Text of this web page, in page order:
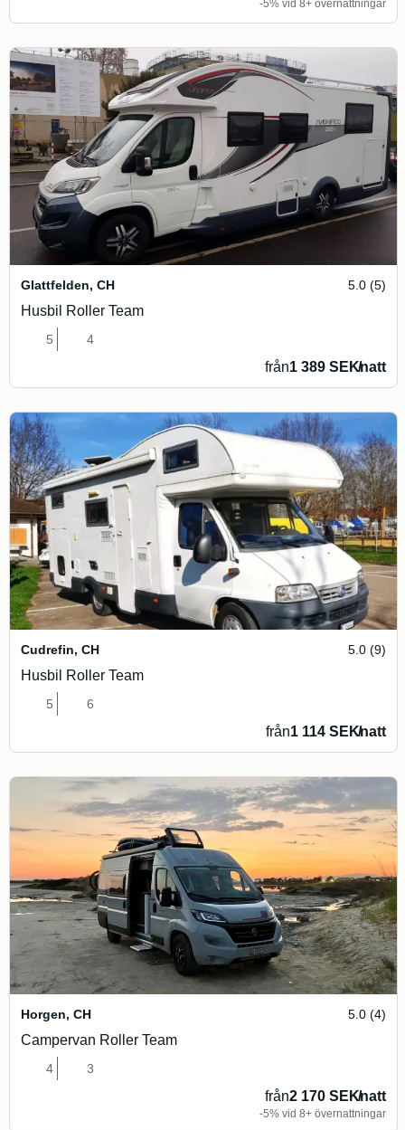
-5% vid 8+ övernattningar
Glattfelden, CH 5.0 (5)
Husbil Roller Team
5 4
från1 389 SEK/natt
Cudrefin, CH 5.0 (9)
Husbil Roller Team
5 6
från1 114 SEK/natt
Horgen, CH 5.0 (4)
Campervan Roller Team
4 3
från2 170 SEK/natt
-5% vid 8+ övernattningar